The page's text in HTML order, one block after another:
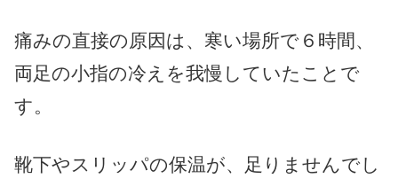
痛みの直接の原因は、寒い場所で６時間、
両足の小指の冷えを我慢していたことで
す。
靴下やスリッパの保温が、足りませんでし